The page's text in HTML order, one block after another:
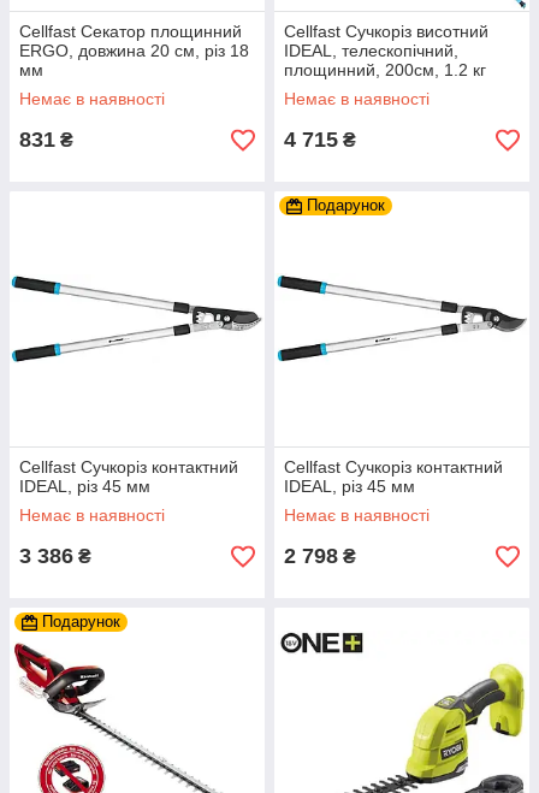
Cellfast Секатор площинний
ERGO, довжина 20 см, різ 18
мм
Немає в наявності
831 ₴
Cellfast Сучкоріз висотний
IDEAL, телескопічний,
площинний, 200см, 1.2 кг
Немає в наявності
4 715 ₴
Cellfast Сучкоріз контактний
IDEAL, різ 45 мм
Немає в наявності
3 386 ₴
Подарунок
Cellfast Сучкоріз контактний
IDEAL, різ 45 мм
Немає в наявності
2 798 ₴
Подарунок